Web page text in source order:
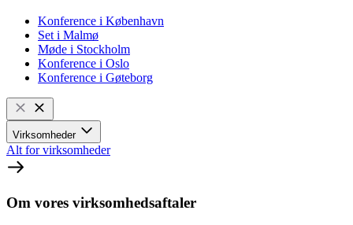
Konference i København
Set i Malmø
Møde i Stockholm
Konference i Oslo
Konference i Gøteborg
Virksomheder
Alt for virksomheder
Om vores virksomhedsaftaler